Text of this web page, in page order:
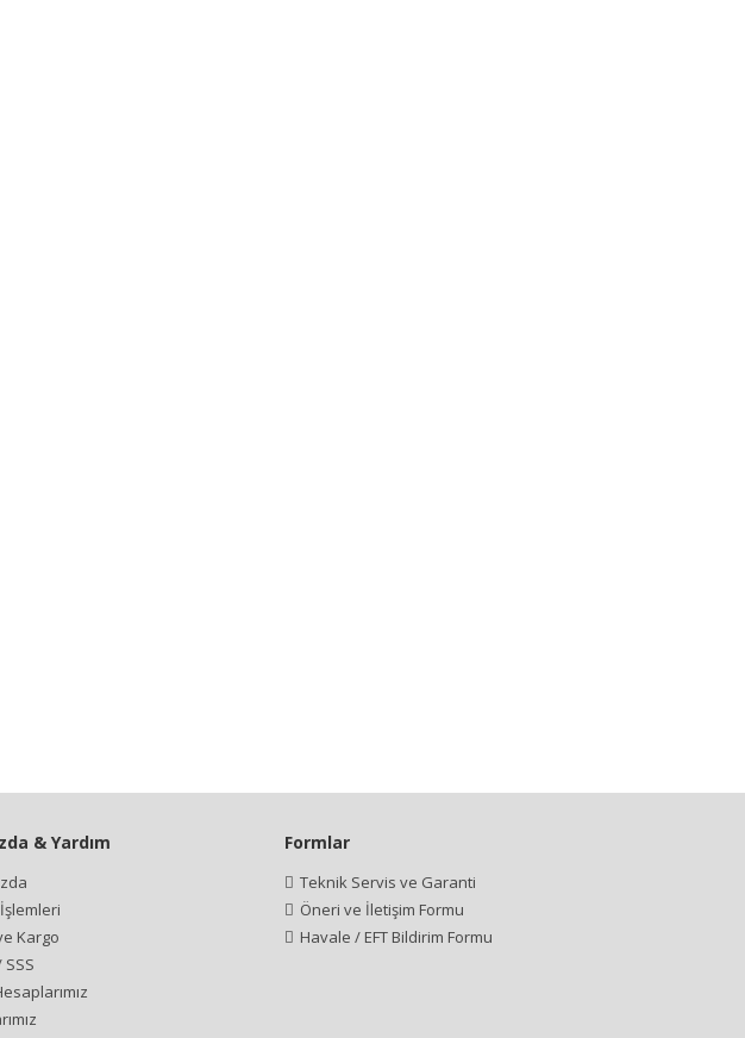
& Yardım
Kargo
SSS
Formlar
Teknik Servis ve Garanti
Öneri ve İletişim Formu
Havale / EFT Bildirim Formu